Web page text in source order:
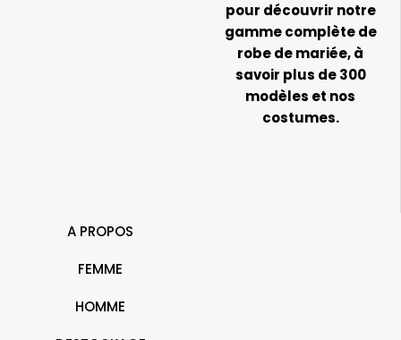
pour découvrir notre
gamme complète de
robe de mariée, à
savoir plus de 300
modèles et nos
costumes.
A PROPOS
FEMME
HOMME